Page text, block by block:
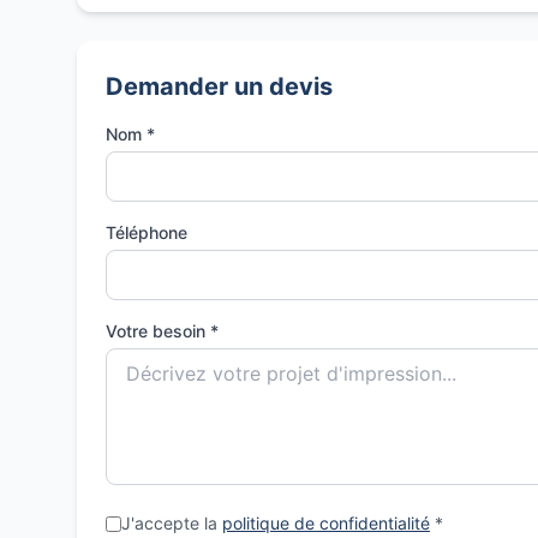
Demander un devis
Nom *
Téléphone
Votre besoin *
J'accepte la politique de confidentialité *